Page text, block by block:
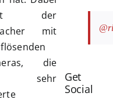
der
mit
die
sehr
Get
Social